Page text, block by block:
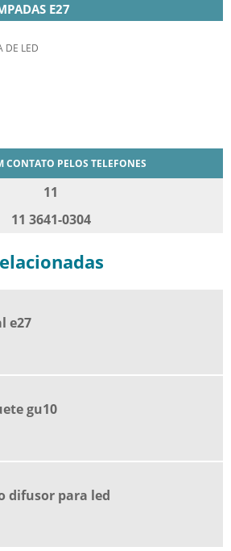
E27
DE LED
CONTATO PELOS TELEFONES
11
11 3641-0304
e27
gu10
difusor para led